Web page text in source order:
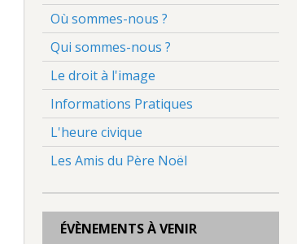
Où sommes-nous ?
Qui sommes-nous ?
Le droit à l'image
Informations Pratiques
L'heure civique
Les Amis du Père Noël
ÉVÈNEMENTS À VENIR